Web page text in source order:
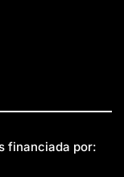
financiada por: